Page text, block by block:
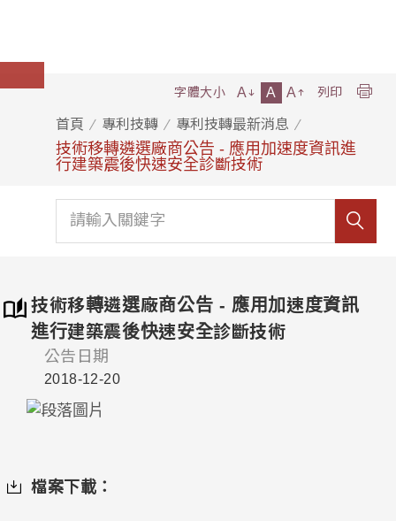
首頁 專利技轉 專利技轉最新消息
技術移轉遴選廠商公告 - 應用加速度資訊進
行建築震後快速安全診斷技術
字體大小 A A A 列印
技術移轉遴選廠商公告 - 應用加速度資訊
進行建築震後快速安全診斷技術
公告日期
2018-12-20
檔案下載：